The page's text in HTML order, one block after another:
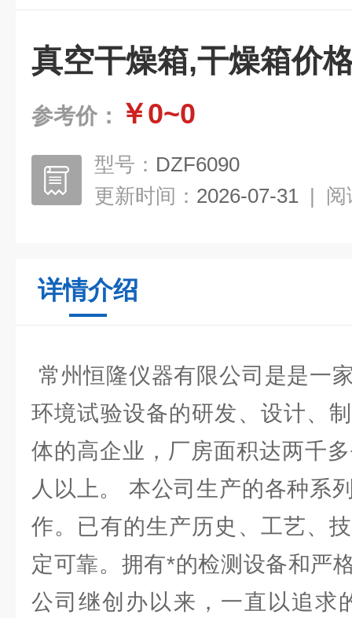
真空干燥箱,干燥箱价
参考价： ￥0~0
型号： DZF6090
更新时间： 2026-07-31 | 阅
详情介绍
常州恒隆仪器有限公司是是一
环境试验设备的研发、设计、
体的高企业，厂房面积达两千
人以上。 本公司生产的各种系
作。已有的生产历史、工艺、
定可靠。拥有*的检测设备和严
公司继创办以来，一直以追求